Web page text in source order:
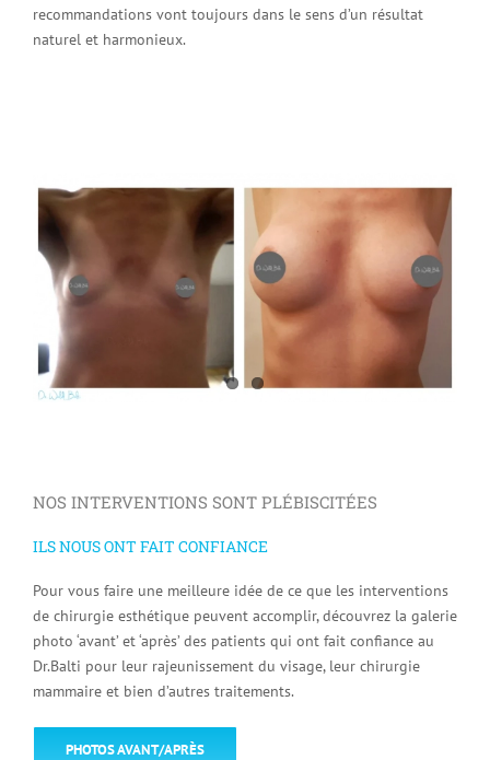
recommandations vont toujours dans le sens d’un résultat
naturel et harmonieux.
NOS INTERVENTIONS SONT PLÉBISCITÉES
ILS NOUS ONT FAIT CONFIANCE
Pour vous faire une meilleure idée de ce que les interventions
de chirurgie esthétique peuvent accomplir, découvrez la galerie
photo ‘avant’ et ‘après’ des patients qui ont fait confiance au
Dr.Balti pour leur rajeunissement du visage, leur chirurgie
mammaire et bien d’autres traitements.
PHOTOS AVANT/APRÈS